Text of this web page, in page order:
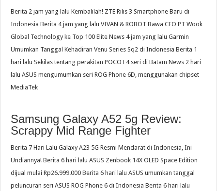
Berita 2 jam yang lalu Kembalilah! ZTE Rilis 3 Smartphone Baru di
Indonesia Berita 4 jam yang lalu VIVAN & ROBOT Bawa CEO PT Wook
Global Technology ke Top 100 Elite News 4 jam yang lalu Garmin
Umumkan Tanggal Kehadiran Venu Series Sq2 di Indonesia Berita 1
hari lalu Sekilas tentang perakitan POCO F4 seri di Batam News 2 hari
lalu ASUS mengumumkan seri ROG Phone 6D, menggunakan chipset
MediaTek
Samsung Galaxy A52 5g Review:
Scrappy Mid Range Fighter
Berita 7 Hari Lalu Galaxy A23 5G Resmi Mendarat di Indonesia, Ini
Undiannya! Berita 6 hari lalu ASUS Zenbook 14X OLED Space Edition
dijual mulai Rp26.999.000 Berita 6 hari lalu ASUS umumkan tanggal
peluncuran seri ASUS ROG Phone 6 di Indonesia Berita 6 hari lalu